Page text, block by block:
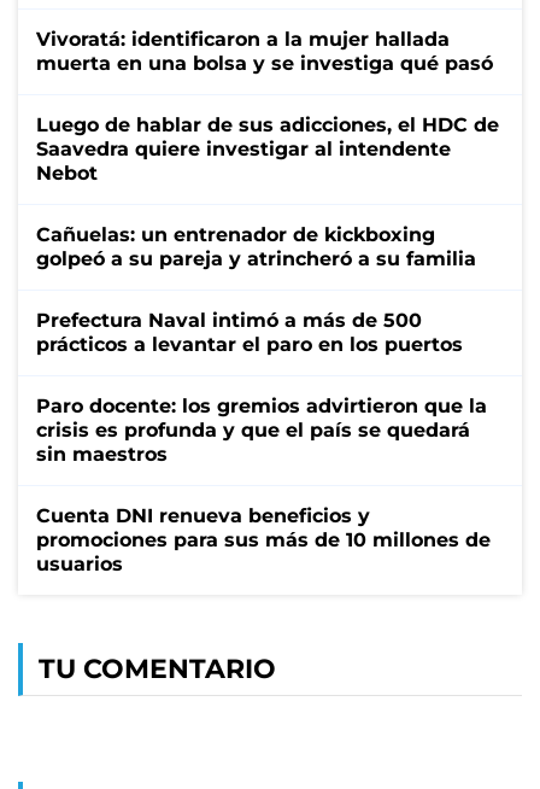
Vivoratá: identificaron a la mujer hallada
muerta en una bolsa y se investiga qué pasó
Luego de hablar de sus adicciones, el HDC de
Saavedra quiere investigar al intendente
Nebot
Cañuelas: un entrenador de kickboxing
golpeó a su pareja y atrincheró a su familia
Prefectura Naval intimó a más de 500
prácticos a levantar el paro en los puertos
Paro docente: los gremios advirtieron que la
crisis es profunda y que el país se quedará
sin maestros
Cuenta DNI renueva beneficios y
promociones para sus más de 10 millones de
usuarios
TU COMENTARIO